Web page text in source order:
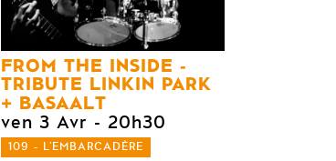
FROM THE INSIDE -
TRIBUTE LINKIN PARK
BASAALT
ven 3 Avr - 20h30
109 - L'EMBARCADÈRE